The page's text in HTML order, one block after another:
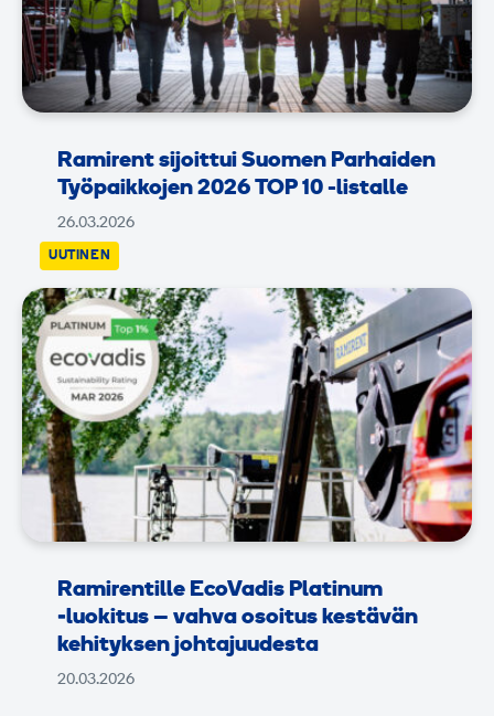
Ramirent sijoittui Suomen Parhaiden
Työpaikkojen 2026 TOP 10 -listalle
26.03.2026
Ramirentille EcoVadis Platinum
‑luokitus – vahva osoitus kestävän
kehityksen johtajuudesta
20.03.2026
UUTINEN